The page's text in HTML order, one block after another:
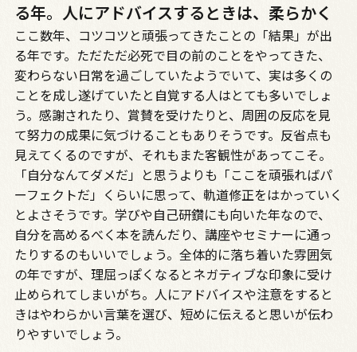
る年。人にアドバイスするときは、柔らかく
ここ数年、コツコツと頑張ってきたことの「結果」が出
る年です。ただただ必死で目の前のことをやってきた、
変わらない日常を過ごしていたようでいて、実は多くの
ことを成し遂げていたと自覚する人はとても多いでしょ
う。感謝されたり、賞賛を受けたりと、周囲の反応を見
て努力の成果に気づけることもありそうです。反省点も
見えてくるのですが、それもまた客観性があってこそ。
「自分なんてダメだ」と思うよりも「ここを頑張ればパ
ーフェクトだ」くらいに思って、軌道修正をはかっていく
とよさそうです。学びや自己研鑽にも向いた年なので、
自分を高めるべく本を読んだり、講座やセミナーに通っ
たりするのもいいでしょう。全体的に落ち着いた雰囲気
の年ですが、理屈っぽくなるとネガティブな印象に受け
止められてしまいがち。人にアドバイスや注意をすると
きはやわらかい言葉を選び、短めに伝えると思いが伝わ
りやすいでしょう。